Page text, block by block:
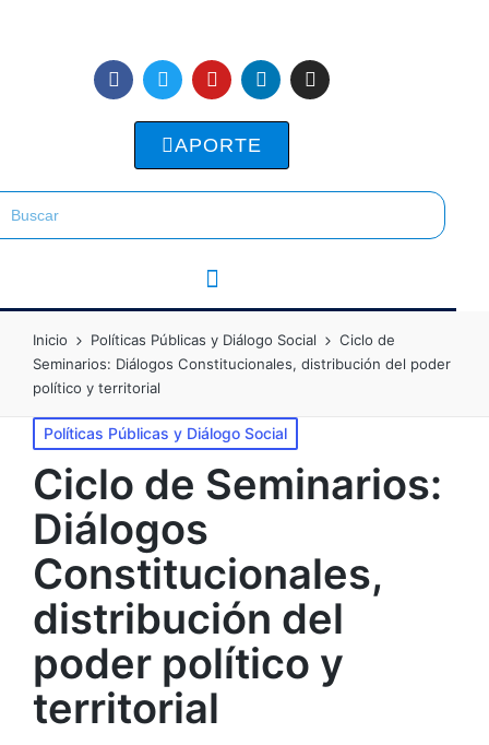
APORTE
Inicio Políticas Públicas y Diálogo Social
Ciclo de
Seminarios: Diálogos Constitucionales, distribución del poder
político y territorial
Políticas Públicas y Diálogo Social
Ciclo de Seminarios:
Diálogos
Constitucionales,
distribución del
poder político y
territorial